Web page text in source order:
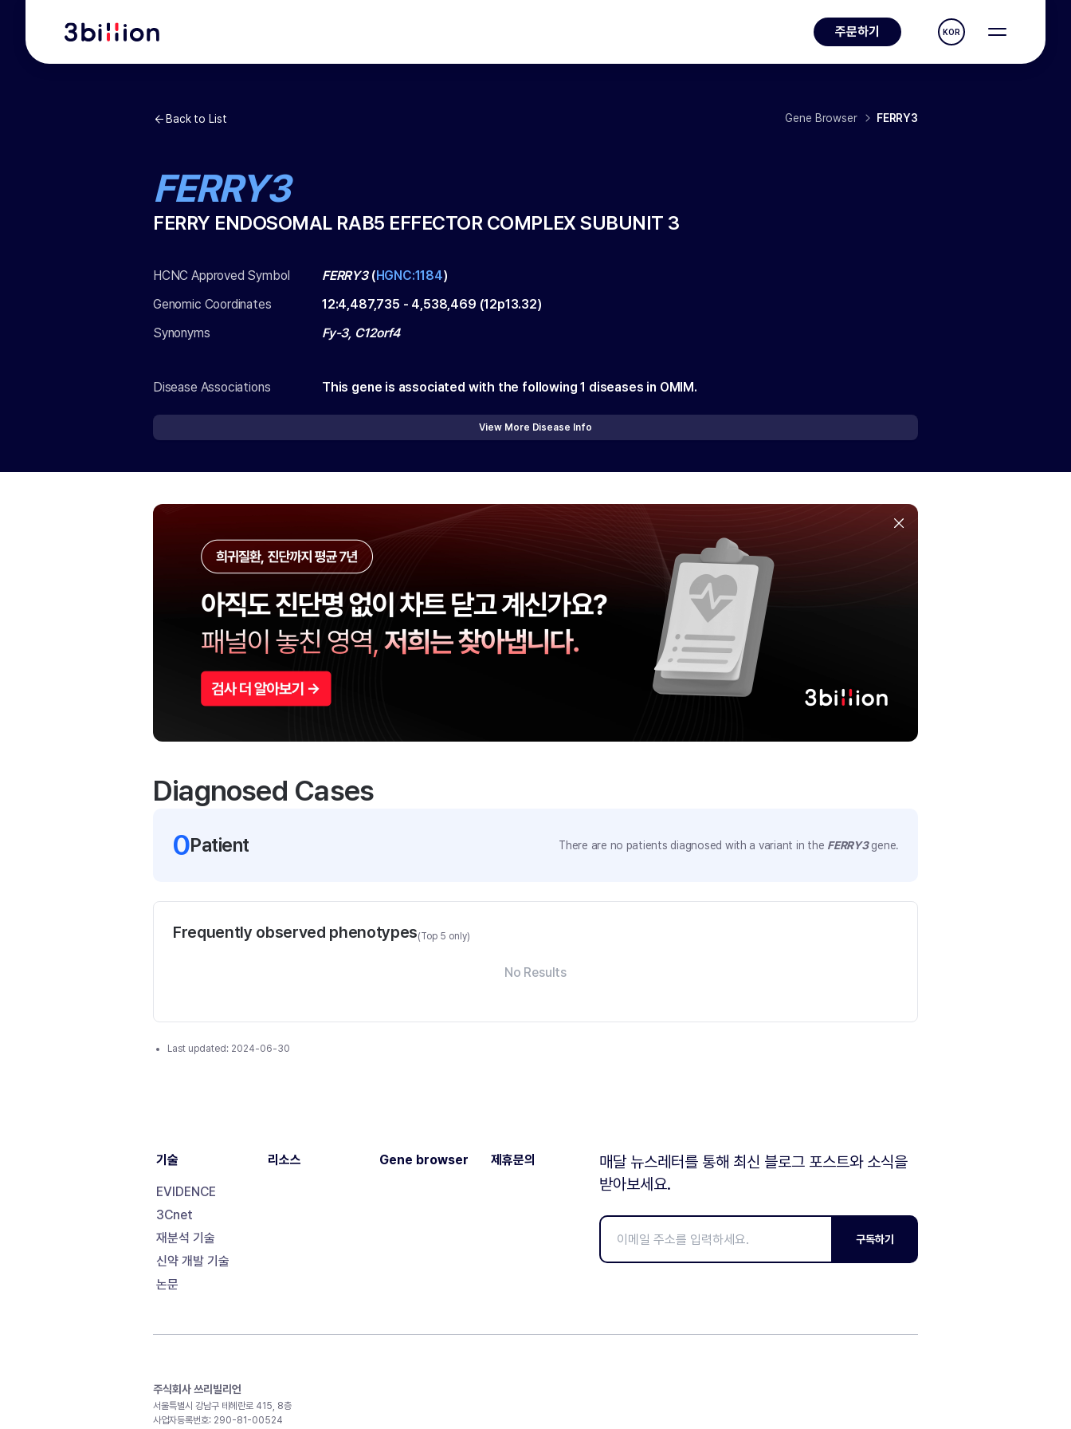
주문하기 KOR
Back to List Gene Browser FERRY3
FERRY3
FERRY ENDOSOMAL RAB5 EFFECTOR COMPLEX SUBUNIT 3
HCNC Approved Symbol FERRY3(HGNC:1184)
Genomic Coordinates
12:4,487,735 - 4,538,469 (12p13.32)
Synonyms
Fy-3, C12orf4
Disease Associations This gene is associated with the following 1 diseases in OMIM.
View More Disease Info
Diagnosed Cases
0Patient There are no patients diagnosed with a variant in the FERRY3gene.
Frequently observed phenotypes(Top 5 only)
No Results
Last updated: 2024-06-30
기술
EVIDENCE
3Cnet
재분석 기술
신약 개발 기술
논문
리소스 Gene browser 제휴문의
매달 뉴스레터를 통해 최신 블로그 포스트와 소식을
받아보세요.
구독하기
주식회사 쓰리빌리언
서울특별시 강남구 테헤란로 415, 8층
사업자등록번호: 290-81-00524